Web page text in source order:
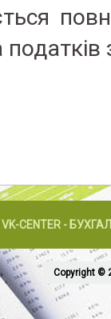
VK-CENTER -
Copyright ©